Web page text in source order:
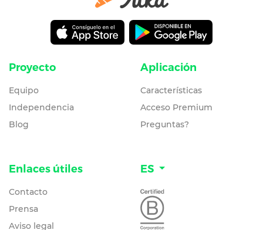
Proyecto
Equipo
Independencia
Blog
Aplicación
Características
Acceso Premium
Preguntas?
Enlaces útiles
Contacto
Prensa
Aviso legal
ES